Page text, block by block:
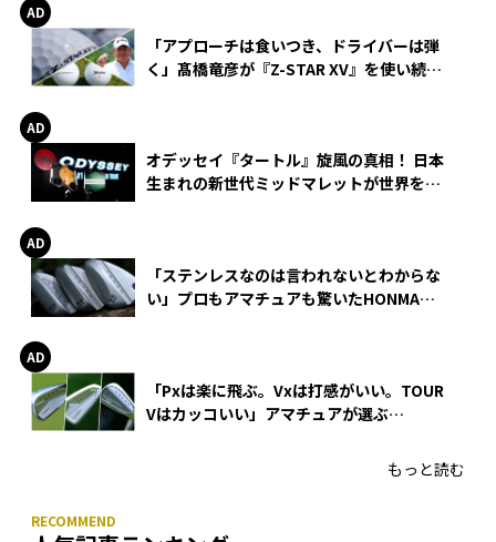
「アプローチは食いつき、ドライバーは弾
く」髙橋竜彦が『Z-STAR XV』を使い続け
オデッセイ『タートル』旋風の真相！ 日本
生まれの新世代ミッドマレットが世界を席
「ステンレスなのは言われないとわからな
い」プロもアマチュアも驚いたHONMA
「Pxは楽に飛ぶ。Vxは打感がいい。TOUR
Vはカッコいい」アマチュアが選ぶ
もっと読む